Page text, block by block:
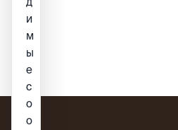
и
м
ы
е
c
o
o